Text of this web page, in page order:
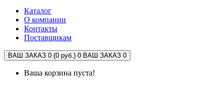
Каталог
О компании
Контакты
Поставщикам
ВАШ ЗАКАЗ 0 (0 руб.) 0 ВАШ ЗАКАЗ 0
Ваша корзина пуста!